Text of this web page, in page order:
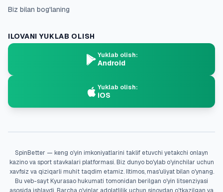
Biz bilan bog'laning
ILOVANI YUKLAB OLISH
Yuklab olish:
Android
Yuklab olish:
iOS
SpinBetter — keng o'yin imkoniyatlarini taklif etuvchi yetakchi onlayn
kazino va sport stavkalari platformasi. Biz dunyo bo'ylab o'yinchilar uchun
xavfsiz va qiziqarli muhit taqdim etamiz. Iltimos, mas'uliyat bilan o'ynang.
Bu veb-sayt Kyurasao hukumati tomonidan berilgan o'yin litsenziyasi